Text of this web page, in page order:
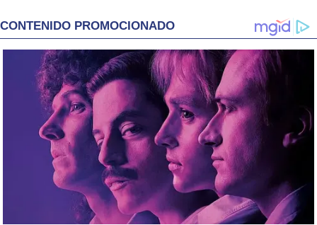
CONTENIDO PROMOCIONADO